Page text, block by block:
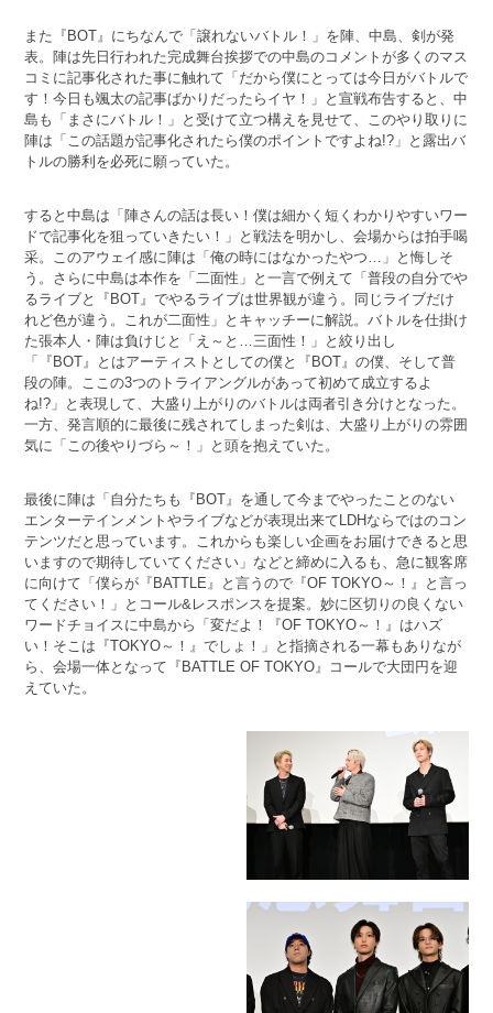
また『BOT』にちなんで「譲れないバトル！」を陣、中島、剣が発
表。陣は先日行われた完成舞台挨拶での中島のコメントが多くのマス
コミに記事化された事に触れて「だから僕にとっては今日がバトルで
す！今日も颯太の記事ばかりだったらイヤ！」と宣戦布告すると、中
島も「まさにバトル！」と受けて立つ構えを見せて、このやり取りに
陣は「この話題が記事化されたら僕のポイントですよね!?」と露出バ
トルの勝利を必死に願っていた。
すると中島は「陣さんの話は長い！僕は細かく短くわかりやすいワー
ドで記事化を狙っていきたい！」と戦法を明かし、会場からは拍手喝
采。このアウェイ感に陣は「俺の時にはなかったやつ…」と悔しそ
う。さらに中島は本作を「二面性」と一言で例えて「普段の自分でや
るライブと『BOT』でやるライブは世界観が違う。同じライブだけ
れど色が違う。これが二面性」とキャッチーに解説。バトルを仕掛け
た張本人・陣は負けじと「え～と…三面性！」と絞り出し
「『BOT』とはアーティストとしての僕と『BOT』の僕、そして普
段の陣。ここの3つのトライアングルがあって初めて成立するよ
ね!?」と表現して、大盛り上がりのバトルは両者引き分けとなった。
一方、発言順的に最後に残されてしまった剣は、大盛り上がりの雰囲
気に「この後やりづら～！」と頭を抱えていた。
最後に陣は「自分たちも『BOT』を通して今までやったことのない
エンターテインメントやライブなどが表現出来てLDHならではのコン
テンツだと思っています。これからも楽しい企画をお届けできると思
いますので期待していてください」などと締めに入るも、急に観客席
に向けて「僕らが『BATTLE』と言うので『OF TOKYO～！』と言っ
てください！」とコール&レスポンスを提案。妙に区切りの良くない
ワードチョイスに中島から「変だよ！『OF TOKYO～！』はハズ
い！そこは『TOKYO～！』でしょ！」と指摘される一幕もありなが
ら、会場一体となって『BATTLE OF TOKYO』コールで大団円を迎
えていた。